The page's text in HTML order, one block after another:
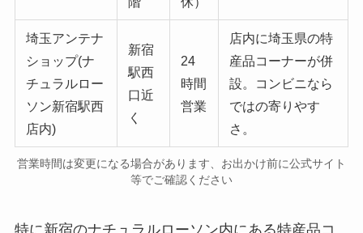
埼玉アンテナ
ショップ(ナ
チュラルロー
ソン新宿駅西
店内)
新宿
駅西
口近
く
24
時間
営業
店内に埼玉県の特
産品コーナーが併
設。コンビニなら
ではの寄りやす
さ。
営業時間は変更になる場合があります、お出かけ前に公式サイト
等でご確認ください